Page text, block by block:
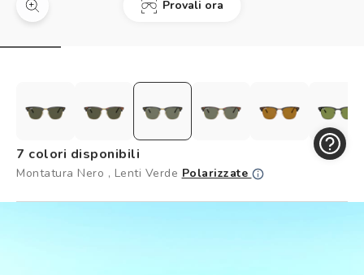
Prenota un test della vista gratuito
Controllo visivo
Carta fedeltà
Provali ora
7 colori disponibili
Montatura Nero , Lenti Verde Polarizzate